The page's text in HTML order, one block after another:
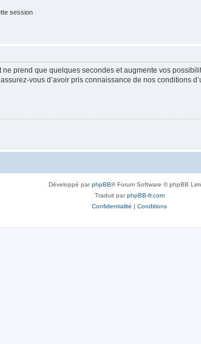
session
prend que quelques secondes et augmente vos
vous d’avoir pris connaissance de nos conditions
Développé parphpBB® Forum Software © phpBB
Traduit parphpBB-fr.com
Confidentialité | Conditions